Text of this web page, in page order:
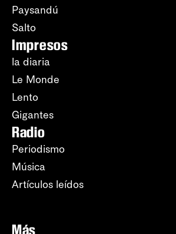
Paysandú
Salto
Impresos
la diaria
Le Monde
Lento
Gigantes
Radio
Periodismo
Música
Artículos leídos
Más